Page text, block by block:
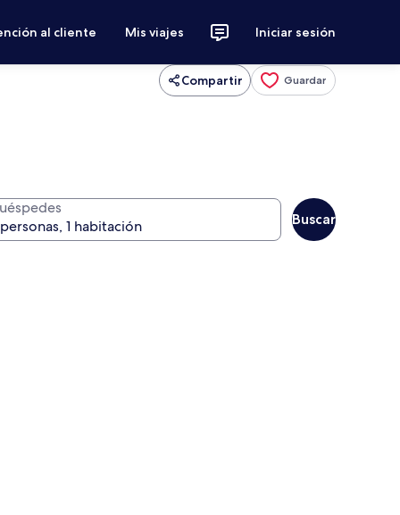
al cliente Mis viajes Iniciar sesión
Compartir Guardar
Buscar